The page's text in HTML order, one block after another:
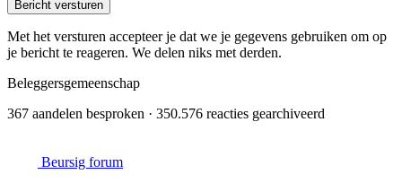
Bericht versturen
Met het versturen accepteer je dat we je gegevens gebruiken om op
je bericht te reageren. We delen niks met derden.
Beleggersgemeenschap
367 aandelen besproken · 350.576 reacties gearchiveerd
Beursig forum